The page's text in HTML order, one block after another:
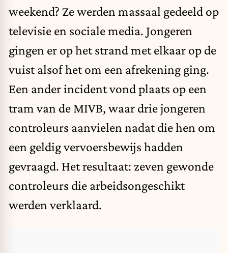
weekend? Ze werden massaal gedeeld op
televisie en sociale media. Jongeren
gingen er op het strand met elkaar op de
vuist alsof het om een afrekening ging.
Een ander incident vond plaats op een
tram van de MIVB, waar drie jongeren
controleurs aanvielen nadat die hen om
een geldig vervoersbewijs hadden
gevraagd. Het resultaat: zeven gewonde
controleurs die arbeidsongeschikt
werden verklaard.